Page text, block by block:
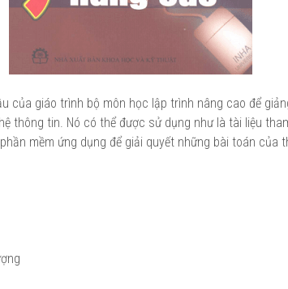
của giáo trình bộ môn học lập trình nâng cao để
thông tin. Nó có thể được sử dụng như là tài liệu
mềm ứng dụng để giải quyết những bài toán của